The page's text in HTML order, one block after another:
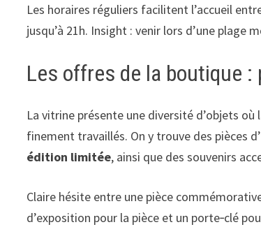
Les horaires réguliers facilitent l’accueil
jusqu’à 21h. Insight : venir lors d’une plage
Les offres de la boutique
La vitrine présente une diversité d’objets où
finement travaillés. On y trouve des pièces
édition limitée, ainsi que des souvenirs
Claire hésite entre une pièce
d’exposition pour la pièce et un porte‑clé